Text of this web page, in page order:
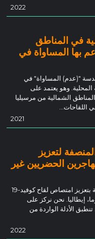
2022
في المناطق
بها المساواة في
"(عدم) المساواة" في
وهو يعتمد على
الشمالية من مرسيليا
اللقاحات...
2021
لتعزيز
19 بين المهاجرين الحضريين غير
يحدد هذا الموجز الاعتبارات الرئيسية المرتبطة بتعزيز امتصاص لقاح كوفيد-19
إيطاليا. نحن نركز على
التوزيع العادل للقاحات كوفيد-19. تنطبق الأدلة الواردة من
2022